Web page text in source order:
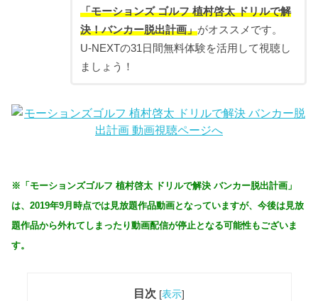
「モーションズ ゴルフ 植村啓太 ドリルで解
決！バンカー脱出計画」がオススメです。
U-NEXTの31日間無料体験を活用して視聴し
ましょう！
※「モーションズゴルフ 植村啓太 ドリルで解決 バンカー脱出計画」
は、2019年9月時点では見放題作品動画となっていますが、今後は見放
題作品から外れてしまったり動画配信が停止となる可能性もございま
す。
目次 [表示]